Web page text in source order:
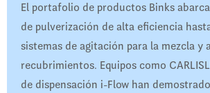
El portafolio de productos Binks
de pulverización de alta eficiencia
sistemas de agitación para la mezcla y
recubrimientos. Equipos como
de dispensación i-Flow han